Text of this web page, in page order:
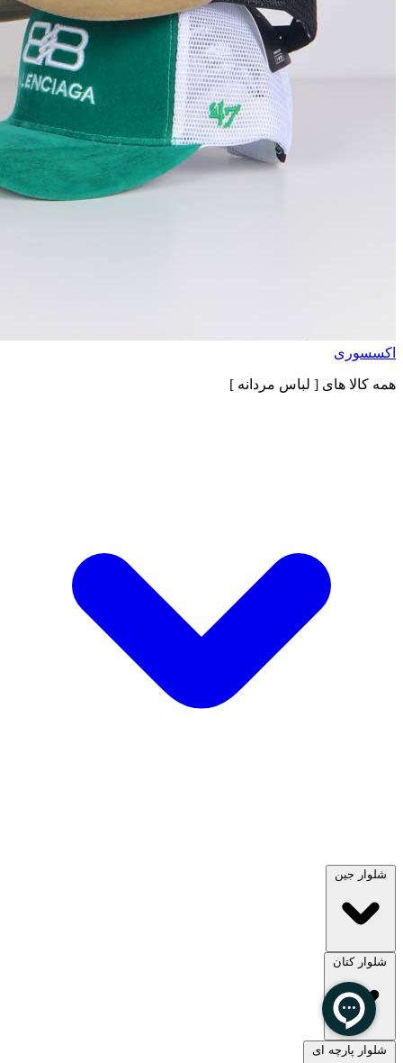
اکسسوری
همه کالا های [ لباس مردانه ]
شلوار جین
مشاهده همه
شلوار کتان
شلوار پارچه ای